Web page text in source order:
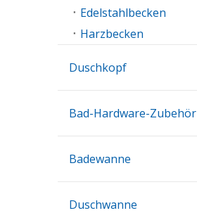
Edelstahlbecken
Harzbecken
Duschkopf
Bad-Hardware-Zubehör
Badewanne
Duschwanne